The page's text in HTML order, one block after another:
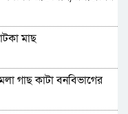
শিক্ষার্থীদের
গোয়াইনঘাট প্রেসক্লাবের
আগুন, নিহত বেড়ে ৫
মাছ
গাছ কাটা বনবিভাগের